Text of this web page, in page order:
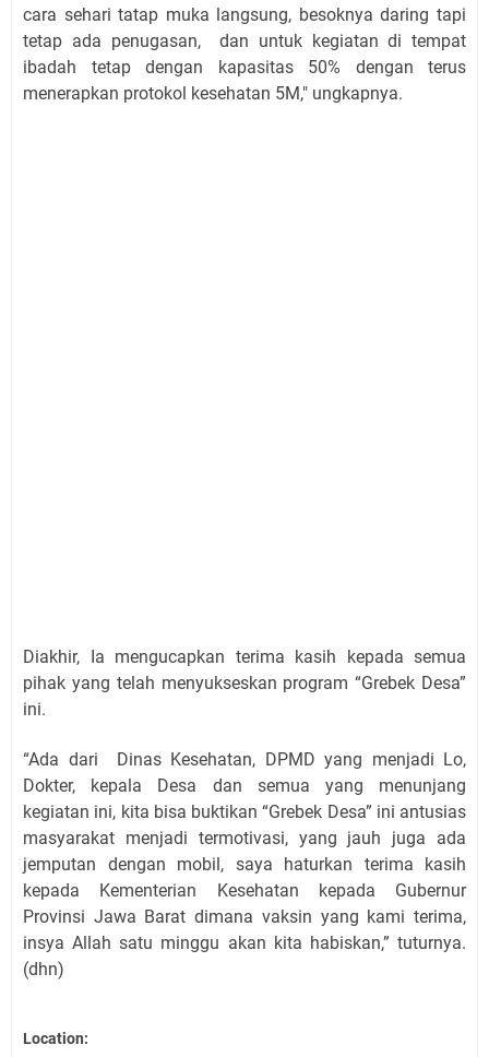
cara sehari tatap muka langsung, besoknya daring tapi
tetap ada penugasan, dan untuk kegiatan di tempat
ibadah tetap dengan kapasitas 50% dengan terus
menerapkan protokol kesehatan 5M," ungkapnya.
Diakhir, Ia mengucapkan terima kasih kepada semua
pihak yang telah menyukseskan program “Grebek Desa”
ini.
“Ada dari Dinas Kesehatan, DPMD yang menjadi Lo,
Dokter, kepala Desa dan semua yang menunjang
kegiatan ini, kita bisa buktikan “Grebek Desa” ini antusias
masyarakat menjadi termotivasi, yang jauh juga ada
jemputan dengan mobil, saya haturkan terima kasih
kepada Kementerian Kesehatan kepada Gubernur
Provinsi Jawa Barat dimana vaksin yang kami terima,
insya Allah satu minggu akan kita habiskan,” tuturnya.
(dhn)
Location: